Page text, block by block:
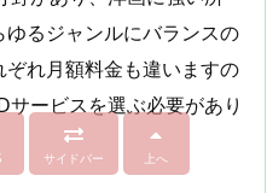
るジャンルにバランスの
れ月額料金も違いますの
ービスを選ぶ必要があり
サイドバー 上へ